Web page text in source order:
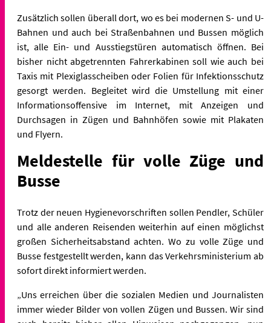
Zusätzlich sollen überall dort, wo es bei modernen S- und U-
Bahnen und auch bei Straßenbahnen und Bussen möglich
ist, alle Ein- und Ausstiegstüren automatisch öffnen. Bei
bisher nicht abgetrennten Fahrerkabinen soll wie auch bei
Taxis mit Plexiglasscheiben oder Folien für Infektionsschutz
gesorgt werden. Begleitet wird die Umstellung mit einer
Informationsoffensive im Internet, mit Anzeigen und
Durchsagen in Zügen und Bahnhöfen sowie mit Plakaten
und Flyern.
Meldestelle für volle Züge und
Busse
Trotz der neuen Hygienevorschriften sollen Pendler, Schüler
und alle anderen Reisenden weiterhin auf einen möglichst
großen Sicherheitsabstand achten. Wo zu volle Züge und
Busse festgestellt werden, kann das Verkehrsministerium ab
sofort direkt informiert werden.
„Uns erreichen über die sozialen Medien und Journalisten
immer wieder Bilder von vollen Zügen und Bussen. Wir sind